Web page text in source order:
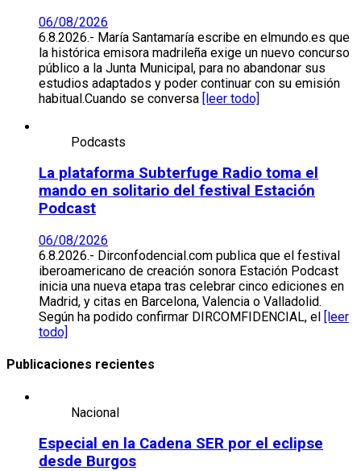
06/08/2026
6.8.2026.- María Santamaría escribe en elmundo.es que
la histórica emisora madrileña exige un nuevo concurso
público a la Junta Municipal, para no abandonar sus
estudios adaptados y poder continuar con su emisión
habitual.Cuando se conversa [leer todo]
Podcasts
La plataforma Subterfuge Radio toma el
mando en solitario del festival Estación
Podcast
06/08/2026
6.8.2026.- Dirconfodencial.com publica que el festival
iberoamericano de creación sonora Estación Podcast
inicia una nueva etapa tras celebrar cinco ediciones en
Madrid, y citas en Barcelona, Valencia o Valladolid.
Según ha podido confirmar DIRCOMFIDENCIAL, el [leer
todo]
Publicaciones recientes
Nacional
Especial en la Cadena SER por el eclipse
desde Burgos